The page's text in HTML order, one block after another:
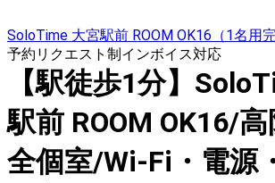
SoloTime 大宮駅前 ROOM OK16（1名用完
予約リクエスト制インボイス対応
【駅徒歩1分】
駅前 ROOM OK16/
全個室/Wi-Fi・電源